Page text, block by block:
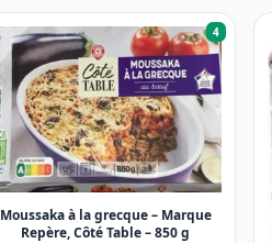
4
Moussaka à la grecque – Marque
Repère, Côté Table – 850 g